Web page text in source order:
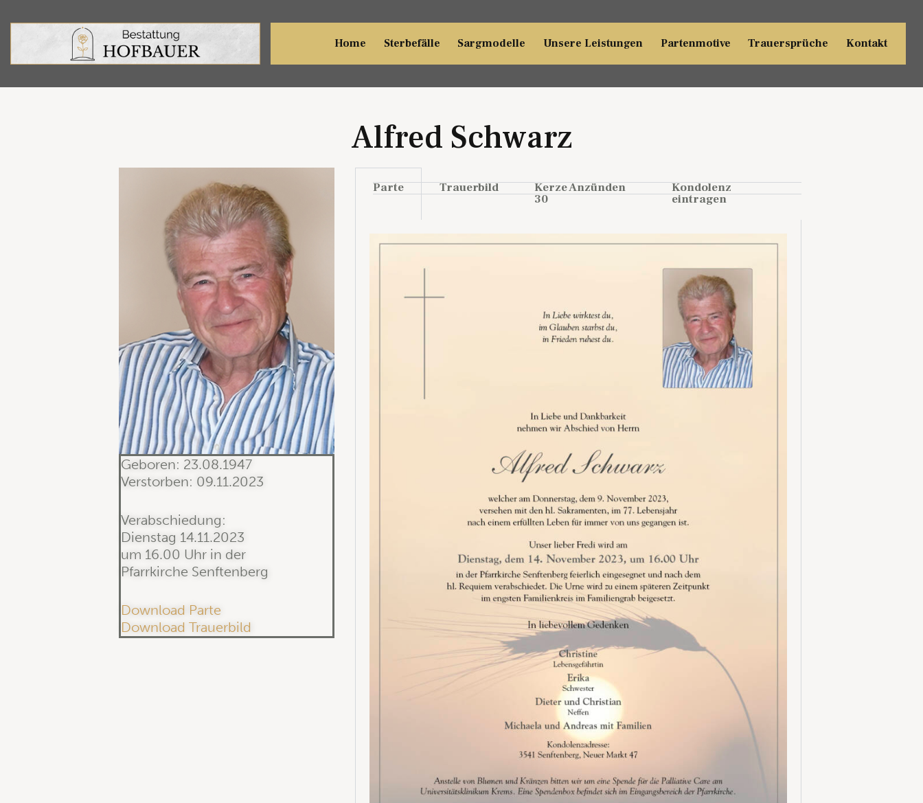
Home Sterbefälle Sargmodelle Unsere Leistungen Partenmotive Trauersprüche Kontakt
Alfred Schwarz
Geboren: 23.08.1947
Verstorben: 09.11.2023
Verabschiedung:
Dienstag 14.11.2023
um 16.00 Uhr in der
Pfarrkirche Senftenberg
Download Parte
Download Trauerbild
Parte Trauerbild Kerze Anzünden
30
Kondolenz
eintragen